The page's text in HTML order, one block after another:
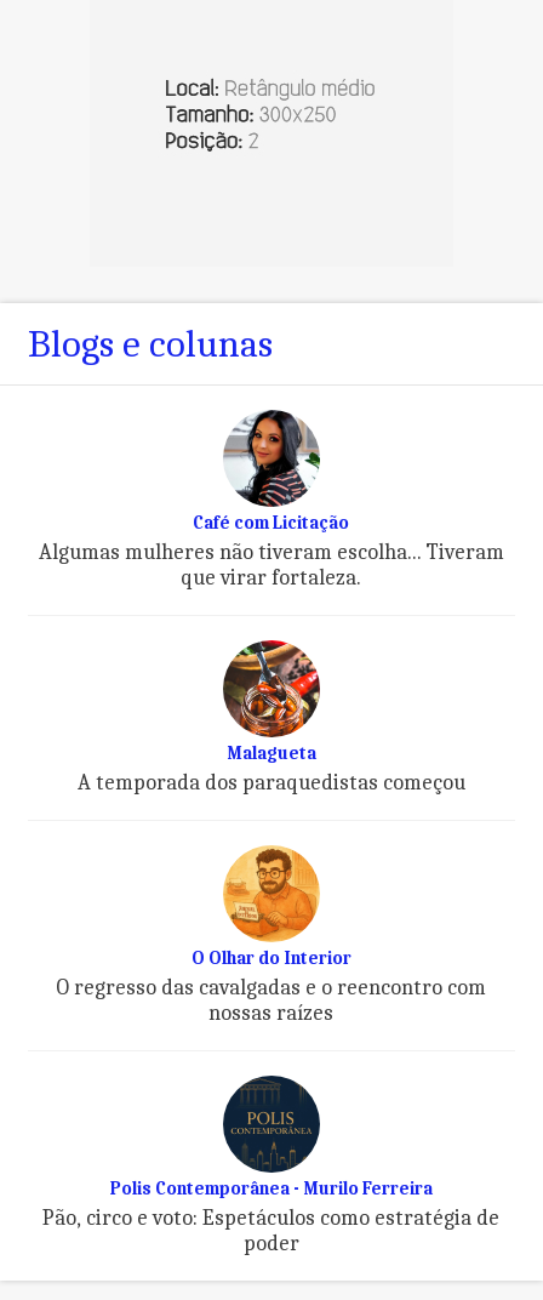
Blogs e colunas
Café com Licitação
Algumas mulheres não tiveram escolha... Tiveram
que virar fortaleza.
Malagueta
A temporada dos paraquedistas começou
O Olhar do Interior
O regresso das cavalgadas e o reencontro com
nossas raízes
Polis Contemporânea - Murilo Ferreira
Pão, circo e voto: Espetáculos como estratégia de
poder